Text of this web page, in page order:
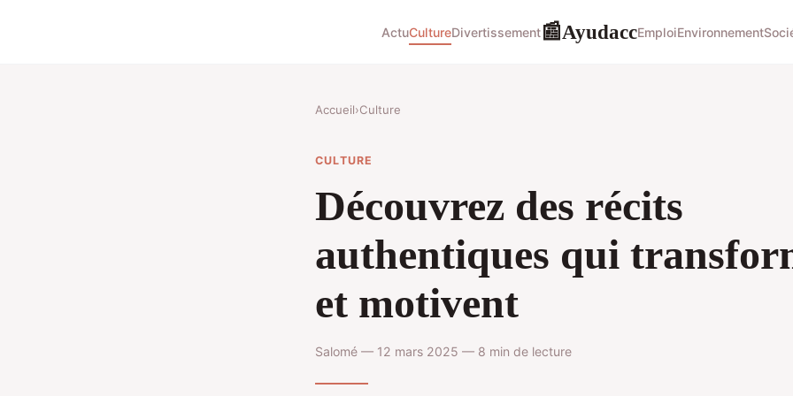
ActuCultureDivertissement📰AyudaccEmploiEnvironnement
Accueil›Culture
CULTURE
Découvrez des récits
authentiques qui
et motivent
Salomé — 12 mars 2025 — 8 min de lecture